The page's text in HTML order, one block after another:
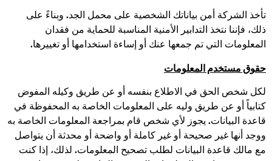
تأخذ الشركة أمن بياناتك الشخصية على محمل الجد. وبناءً على
ذلك، فإننا نتخذ التدابير الأمنية المناسبة للحماية من فقدان
المعلومات التي تم جمعها عنك أو إساءة استخدامها أو تغييرها.
حقوق مستخدم المعلومات
لكل شخص الحق في الاطلاع بنفسه أو عن طريق وكيله المفوض
كتابياً أو عن طريق وليه على المعلومات الخاصة به المحفوظة في
قاعدة البيانات. يجوز لأي شخص قام بمراجعة المعلومات الخاصة به
ووجد أنها غير صحيحة أو غير كاملة أو واضحة أو محدثة أن يتواصل
مع مالك قاعدة البيانات لطلب تصحيح المعلومات. لذلك، إذا كنت